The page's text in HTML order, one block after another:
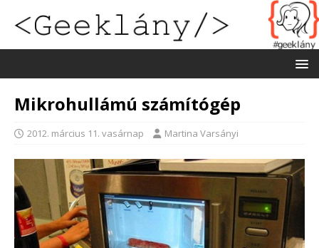
Mikrohullámú számítógép
2012. március 11. vasárnap Martina Varsányi